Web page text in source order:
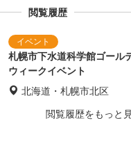
閲覧履歴
札幌市下水道科学館ゴール
ウィークイベント
北海道・札幌市北区
閲覧履歴をもっと